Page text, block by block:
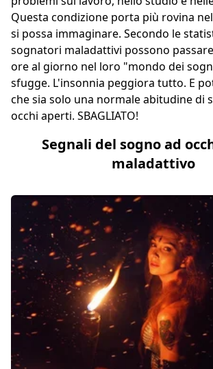
Questa condizione porta più rovina
si possa immaginare. Secondo le
sognatori maladattivi possono
ore al giorno nel loro "mondo dei
sfugge. L'insonnia peggiora tutto. E
che sia solo una normale abitudine di
occhi aperti. SBAGLIATO!
Segnali del sogno ad
maladattivo